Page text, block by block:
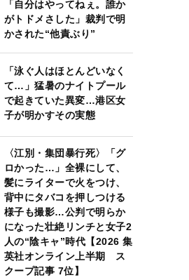
「自分はやってねぇ。誰か
がトドメさした」裁判で明
かされた“他責ぶり”
「泳ぐ人はほとんどいなく
て…」猛暑のナイトプール
で起きていた異変…港区女
子が明かすその実態
〈江別・集団暴行死〉「グ
ロかった…」全裸にして、
髪にライターで火をつけ、
背中にタバコを押しつける
様子も撮影…公判で明らか
になった壮絶リンチと女子2
人の“陰キャ”時代【2026 集
英社オンライン上半期 ス
クープ記事 7位】